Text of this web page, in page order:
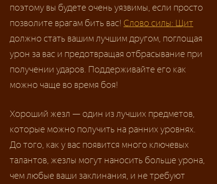
поэтому вы будете очень уязвимы, если просто
позволите врагам бить вас! Слово силы: Щит
должно стать вашим лучшим другом, поглощая
урон за вас и предотвращая отбрасывание при
получении ударов. Поддерживайте его как
можно чаще во время боя!
Хороший жезл — один из лучших предметов,
которые можно получить на ранних уровнях.
До того, как у вас появится много ключевых
талантов, жезлы могут наносить больше урона,
чем любые ваши заклинания, и не требуют